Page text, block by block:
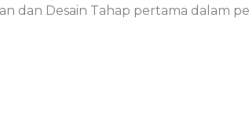
dan Desain Tahap pertama dalam